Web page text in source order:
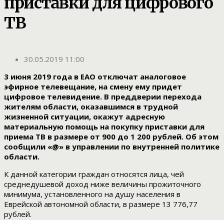
ТВ
30.05.2019 11:00
3 июня 2019 года в ЕАО отключат аналоговое
эфирное телевещание, на смену ему придет
цифровое телевидение. В преддверии перехода
жителям области, оказавшимся в трудной
жизненной ситуации, окажут адресную
материальную помощь на покупку приставки для
приема ТВ в размере от 900 до 1 200 рублей. Об этом
сообщили «@» в управлении по внутренней политике
области.
К данной категории граждан относятся лица, чей
среднедушевой доход ниже величины прожиточного
минимума, установленного на душу населения в
Еврейской автономной области, в размере 13 776,77
рублей.